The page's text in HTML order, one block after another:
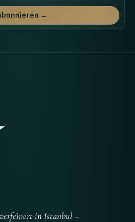
→
in Istanbul –